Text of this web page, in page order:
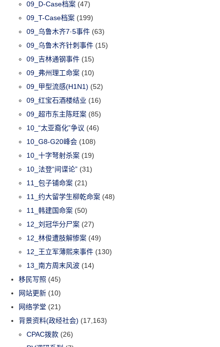
09_D-Case档案 (47)
09_T-Case档案 (199)
09_乌鲁木齐7·5事件 (63)
09_乌鲁木齐针刺事件 (15)
09_吉林通钢事件 (15)
09_弗州理工命案 (10)
09_甲型流感(H1N1) (52)
09_红宝石酒楼结业 (16)
09_超市东主陈旺案 (85)
10_“太亚裔化”争议 (46)
10_G8-G20峰会 (108)
10_十字弩射杀案 (19)
10_法登“间谍论” (31)
11_包子铺命案 (21)
11_约大留学生柳乾命案 (48)
11_韩建国命案 (50)
12_刘冠华分尸案 (27)
12_林俊遭肢解惨案 (49)
12_王立军薄熙来事件 (130)
13_南方周末风波 (14)
移民写照 (45)
网站更新 (10)
网络学堂 (21)
背景资料(政经社会) (17,163)
CPAC拨款 (26)